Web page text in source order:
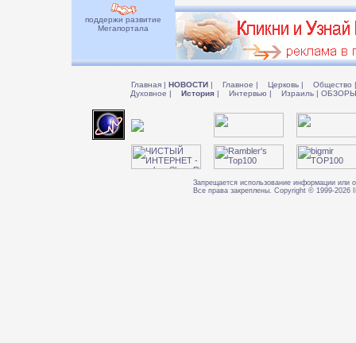
поддержи развитие
Мегапортала
Главная | НОВОСТИ | Главное | Церковь | Общество |
Духовное | История | Интервью | Израиль |
Запрещается использование информации или
Все права закреплены. Copyright © 1999-